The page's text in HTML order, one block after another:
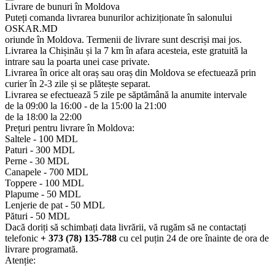
Livrare de bunuri în Moldova
Puteți comanda livrarea bunurilor achiziționate în salonului
OSKAR.MD
oriunde în Moldova. Termenii de livrare sunt descriși mai jos.
Livrarea la Chișinău și la 7 km în afara acesteia, este gratuită la
intrare sau la poarta unei case private.
Livrarea în orice alt oraș sau oraș din Moldova se efectuează prin
curier în 2-3 zile și se plătește separat.
Livrarea se efectuează 5 zile pe săptămână la anumite intervale
de la 09:00 la 16:00 - de la 15:00 la 21:00
de la 18:00 la 22:00
Prețuri pentru livrare în Moldova:
Saltele - 100 MDL
Paturi - 300 MDL
Perne - 30 MDL
Canapele - 700 MDL
Toppere - 100 MDL
Plapume - 50 MDL
Lenjerie de pat - 50 MDL
Pături - 50 MDL
Dacă doriți să schimbați data livrării, vă rugăm să ne contactați
telefonic + 373 (78) 135-788 cu cel puțin 24 de ore înainte de ora de
livrare programată.
Atenție: